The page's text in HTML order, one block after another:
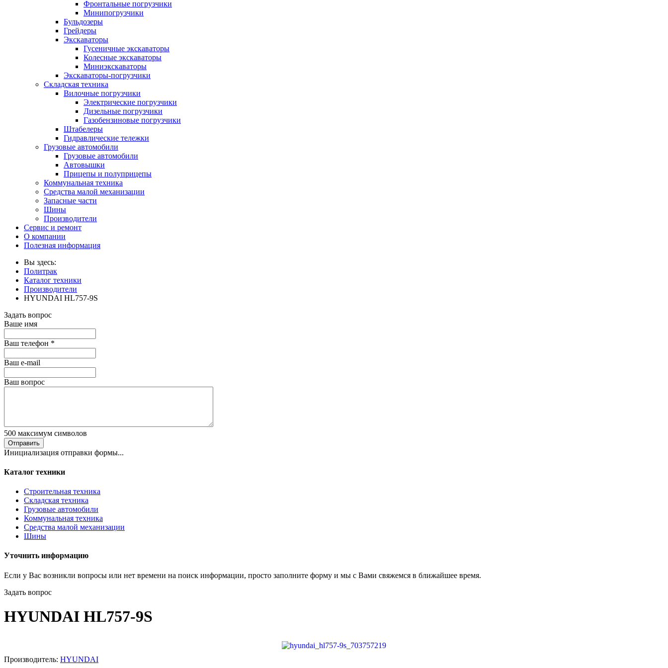
Фронтальные погрузчики
Минипогрузчики
Бульдозеры
Грейдеры
Экскаваторы
Гусеничные экскаваторы
Колесные экскаваторы
Миниэкскаваторы
Экскаваторы-погрузчики
Складская техника
Вилочные погрузчики
Электрические погрузчики
Дизельные погрузчики
Газобензиновые погрузчики
Штабелеры
Гидравлические тележки
Грузовые автомобили
Грузовые автомобили
Автовышки
Прицепы и полуприцепы
Коммунальная техника
Средства малой механизации
Запасные части
Шины
Производители
Сервис и ремонт
О компании
Полезная информация
Вы здесь:
Политрак
Каталог техники
Производители
HYUNDAI HL757-9S
Задать вопрос
Ваше имя
Ваш телефон *
Ваш е-mail
Ваш вопрос
500 максимум символов
Отправить
Инициализация отправки формы...
Каталог техники
Строительная техника
Складская техника
Грузовые автомобили
Коммунальная техника
Средства малой механизации
Шины
Уточнить информацию
Если у Вас возникли вопросы или нет времени на поиск информации, просто заполните форму и мы с Вами свяжемся в ближайшее время.
Задать вопрос
HYUNDAI HL757-9S
Производитель: HYUNDAI